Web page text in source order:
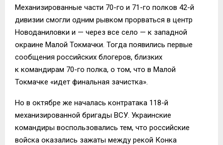
Механизированные части 70-го и 71-го полков 42-й
дивизии смогли одним рывком прорваться в центр
Новоданиловки и — через все село — к западной
окраине Малой Токмачки. Тогда появились первые
сообщения российских блогеров, близких
к командирам 70-го полка, о том, что в Малой
Токмачке «идет финальная зачистка».
Но в октябре же началась контратака 118-й
механизированной бригады ВСУ. Украинские
командиры воспользовались тем, что российские
войска оказались зажаты между рекой Конка